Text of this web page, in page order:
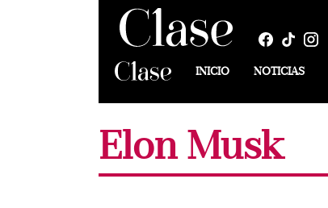
INICIO NOTICIAS
Elon Musk